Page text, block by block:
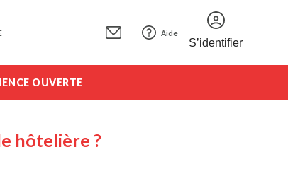
Aide
S’identifier
OUVERTE
hôtelière ?